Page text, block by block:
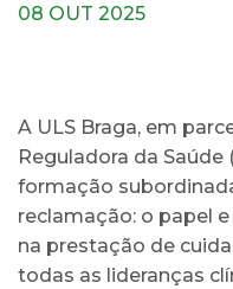
08 OUT 2025
A ULS Braga, em
Reguladora da Saúde
formação
reclamação: o papel
na prestação de
todas as lideranças